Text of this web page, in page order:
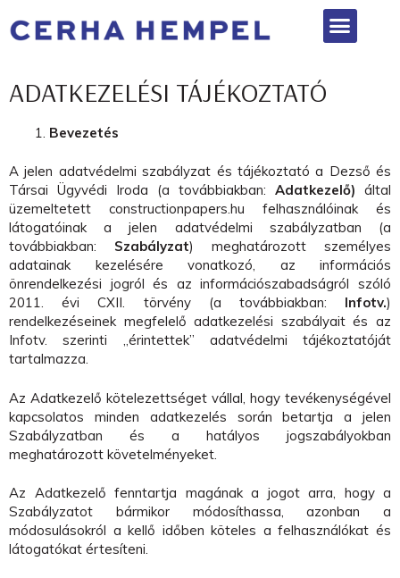
ADATKEZELÉSI TÁJÉKOZTATÓ
Bevezetés
A jelen adatvédelmi szabályzat és tájékoztató a Dezső és
Társai Ügyvédi Iroda (a továbbiakban: Adatkezelő) által
üzemeltetett constructionpapers.hu​ felhasználóinak és
látogatóinak a jelen adatvédelmi szabályzatban (a
továbbiakban: Szabályzat) meghatározott személyes
adatainak kezelésére vonatkozó, az információs
önrendelkezési jogról és az információszabadságról szóló
2011. évi CXII. törvény (a továbbiakban: Infotv.)
rendelkezéseinek megfelelő adatkezelési szabályait és az
Infotv. szerinti „érintettek” adatvédelmi tájékoztatóját
tartalmazza.
Az Adatkezelő kötelezettséget vállal, hogy tevékenységével
kapcsolatos minden adatkezelés során betartja a jelen
Szabályzatban és a hatályos jogszabályokban
meghatározott követelményeket.
Az Adatkezelő fenntartja magának a jogot arra, hogy a
Szabályzatot bármikor módosíthassa, azonban a
módosulásokról a kellő időben köteles a felhasználókat és
látogatókat értesíteni.